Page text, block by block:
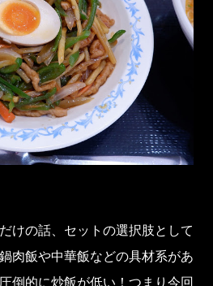
けの話、セットの選択肢として
肉飯や中華飯などの具材系があ
倒的に炒飯が低い！つまり今回